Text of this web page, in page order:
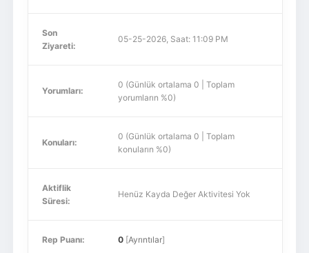
Son
Ziyareti:
05-25-2026, Saat: 11:09 PM
Yorumları:
0 (Günlük ortalama 0 | Toplam
yorumların %0)
Konuları:
0 (Günlük ortalama 0 | Toplam
konuların %0)
Aktiflik
Süresi:
Henüz Kayda Değer Aktivitesi Yok
Rep Puanı: 0[Ayrıntılar]